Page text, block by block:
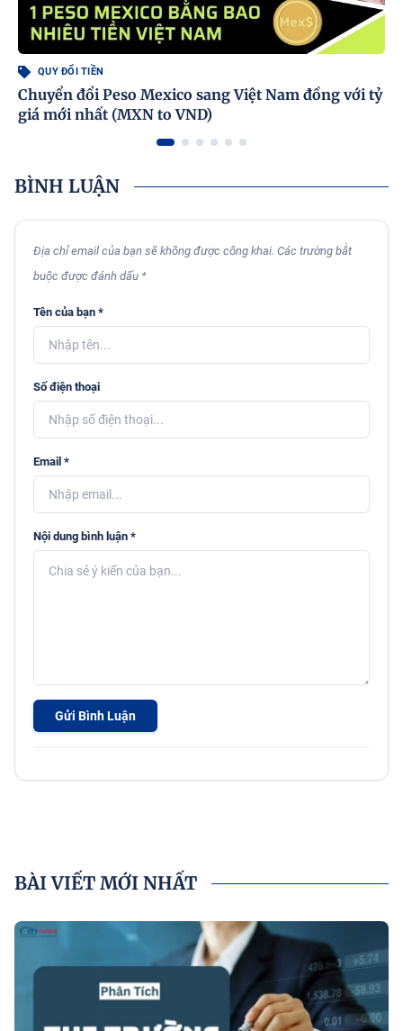
QUY ĐỔI TIỀN
Chuyển đổi Peso Mexico sang Việt Nam đồng với tỷ
giá mới nhất (MXN to VND)
BÌNH LUẬN
Địa chỉ email của bạn sẽ không được công khai. Các trường bắt
buộc được đánh dấu *
Tên của bạn *
Số điện thoại
Email *
Nội dung bình luận *
Gửi Bình Luận
BÀI VIẾT MỚI NHẤT